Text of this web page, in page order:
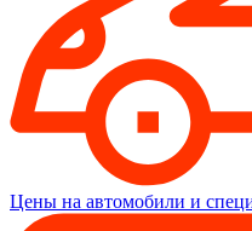
Цены на автомобили и